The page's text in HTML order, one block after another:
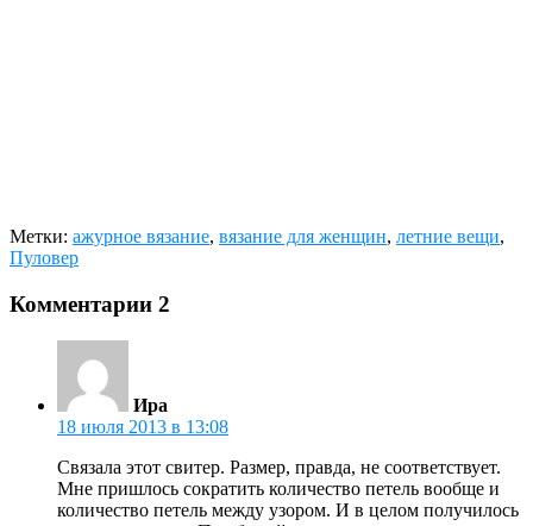
Метки: ажурное вязание, вязание для женщин, летние вещи,
Пуловер
Комментарии 2
Ира
18 июля 2013 в 13:08
Связала этот свитер. Размер, правда, не соответствует.
Мне пришлось сократить количество петель вообще и
количество петель между узором. И в целом получилось